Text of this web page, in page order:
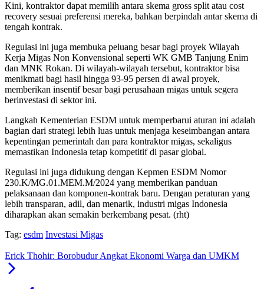
Kini, kontraktor dapat memilih antara skema gross split atau cost
recovery sesuai preferensi mereka, bahkan berpindah antar skema di
tengah kontrak.
Regulasi ini juga membuka peluang besar bagi proyek Wilayah
Kerja Migas Non Konvensional seperti WK GMB Tanjung Enim
dan MNK Rokan. Di wilayah-wilayah tersebut, kontraktor bisa
menikmati bagi hasil hingga 93-95 persen di awal proyek,
memberikan insentif besar bagi perusahaan migas untuk segera
berinvestasi di sektor ini.
Langkah Kementerian ESDM untuk memperbarui aturan ini adalah
bagian dari strategi lebih luas untuk menjaga keseimbangan antara
kepentingan pemerintah dan para kontraktor migas, sekaligus
memastikan Indonesia tetap kompetitif di pasar global.
Regulasi ini juga didukung dengan Kepmen ESDM Nomor
230.K/MG.01.MEM.M/2024 yang memberikan panduan
pelaksanaan dan komponen-kontrak baru. Dengan peraturan yang
lebih transparan, adil, dan menarik, industri migas Indonesia
diharapkan akan semakin berkembang pesat. (rht)
Tag: esdm Investasi Migas
Erick Thohir: Borobudur Angkat Ekonomi Warga dan UMKM